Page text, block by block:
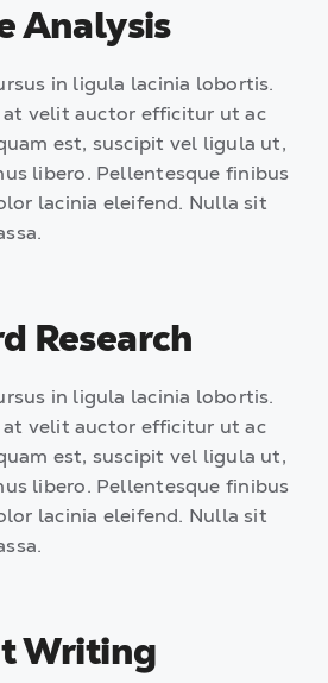
Analysis
in ligula lacinia lobortis.
velit auctor efficitur ut ac
est, suscipit vel ligula ut,
libero. Pellentesque finibus
lacinia eleifend. Nulla sit
Research
in ligula lacinia lobortis.
velit auctor efficitur ut ac
est, suscipit vel ligula ut,
libero. Pellentesque finibus
lacinia eleifend. Nulla sit
Writing